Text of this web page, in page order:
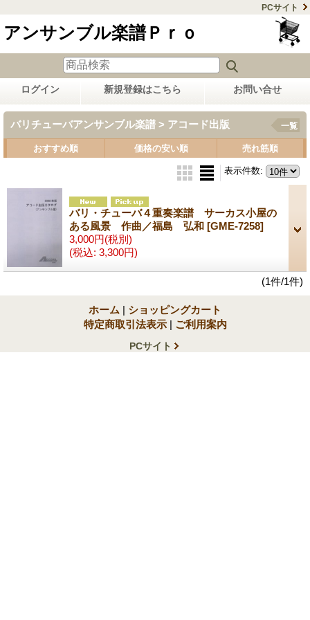
PCサイト
アンサンブル楽譜Ｐｒｏ
ログイン 新規登録はこちら お問い合せ
バリチューバアンサンブル楽譜 > アコード出版 一覧
おすすめ順 価格の安い順 売れ筋順
表示件数:
バリ・チューバ４重奏楽譜 サーカス小屋の
ある風景 作曲／福島 弘和 [GME-7258]
3,000円(税別)
(税込: 3,300円)
(1件/1件)
ホーム | ショッピングカート
特定商取引法表示 | ご利用案内
PCサイト